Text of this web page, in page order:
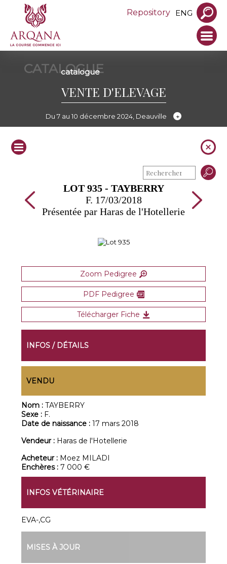
Repository ENG
CATALOGUE
catalogue
VENTE D'ELEVAGE
Du 7 au 10 décembre 2024, Deauville
LOT 935 - TAYBERRY
F. 17/03/2018
Présentée par Haras de l'Hotellerie
Zoom Pedigree
PDF Pedigree
Télécharger Fiche
INFOS / DÉTAILS
VENDU
Nom :TAYBERRY
Sexe : F.
Date de naissance :17 mars 2018
Vendeur : Haras de l'Hotellerie
Acheteur : Moez MILADI
Enchères :7 000 €
INFOS VÉTÉRINAIRE
EVA-,CG
MISES À JOUR